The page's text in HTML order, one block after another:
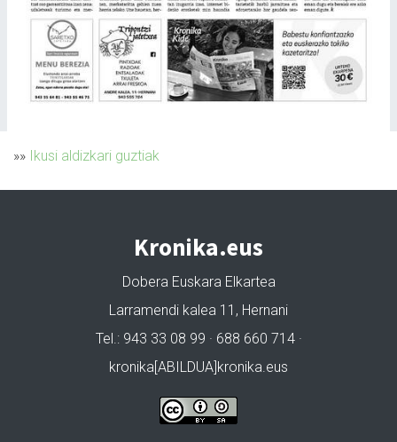
»» Ikusi aldizkari guztiak
Kronika.eus
Dobera Euskara Elkartea
Larramendi kalea 11, Hernani
Tel.: 943 33 08 99 · 688 660 714 ·
kronika[ABILDUA]kronika.eus